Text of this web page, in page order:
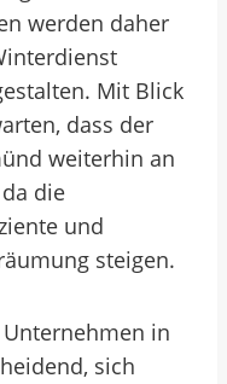
werden daher
Mit Blick
dass der
weiterhin an
die
und
steigen.
in
sich